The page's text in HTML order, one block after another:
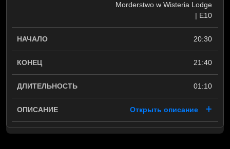
Morderstwo w Wisteria Lodge
| E10
20:30
21:40
01:10
Открыть описание